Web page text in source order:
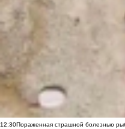
12:30Пораженная страшной болезнью